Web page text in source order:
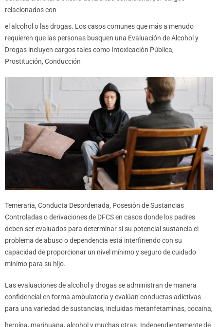
relacionados con
el alcohol o las drogas. Los casos comunes que más a menudo
requieren que las personas busquen una Evaluación de Alcohol y
Drogas incluyen cargos tales como Intoxicación Pública,
Prostitución, Conducción
Temeraria, Conducta Desordenada, Posesión de Sustancias
Controladas o derivaciones de DFCS en casos donde los padres
deben ser evaluados para determinar si su potencial sustancia el
problema de abuso o dependencia está interfiriendo con su
capacidad de proporcionar un nivel mínimo y seguro de cuidado
mínimo para su hijo.
Las evaluaciones de alcohol y drogas se administran de manera
confidencial en forma ambulatoria y evalúan conductas adictivas
para una variedad de sustancias, incluidas metanfetaminas, cocaína,
heroína, marihuana, alcohol y muchas otras. Independientemente de